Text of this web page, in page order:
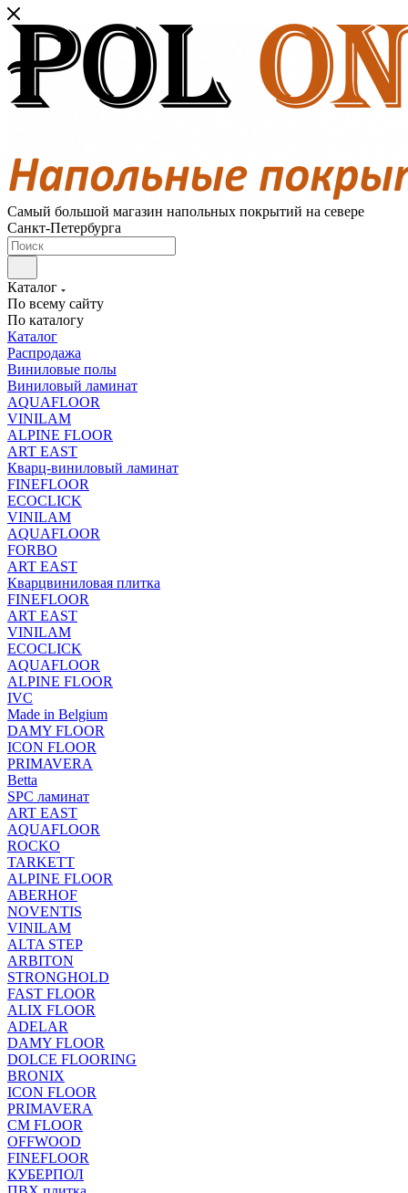
Самый большой магазин напольных покрытий на севере
Санкт-Петербурга
Каталог
По всему сайту
По каталогу
Каталог
Распродажа
Виниловые полы
Виниловый ламинат
AQUAFLOOR
VINILAM
ALPINE FLOOR
ART EAST
Кварц-виниловый ламинат
FINEFLOOR
ECOCLICK
VINILAM
AQUAFLOOR
FORBO
ART EAST
Кварцвиниловая плитка
FINEFLOOR
ART EAST
VINILAM
ECOCLICK
AQUAFLOOR
ALPINE FLOOR
IVC
Made in Belgium
DAMY FLOOR
ICON FLOOR
PRIMAVERA
Betta
SPC ламинат
ART EAST
AQUAFLOOR
ROCKO
TARKETT
ALPINE FLOOR
ABERHOF
NOVENTIS
VINILAM
ALTA STEP
ARBITON
STRONGHOLD
FAST FLOOR
ALIX FLOOR
ADELAR
DAMY FLOOR
DOLCE FLOORING
BRONIX
ICON FLOOR
PRIMAVERA
CM FLOOR
OFFWOOD
FINEFLOOR
КУБЕРПОЛ